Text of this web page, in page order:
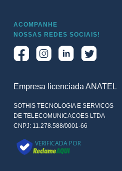
ACOMPANHE
NOSSAS REDES SOCIAIS!
Empresa licenciada ANATEL
SOTHIS TECNOLOGIA E SERVICOS
DE TELECOMUNICACOES LTDA
CNPJ: 11.278.588/0001-66
VERIFICADA POR